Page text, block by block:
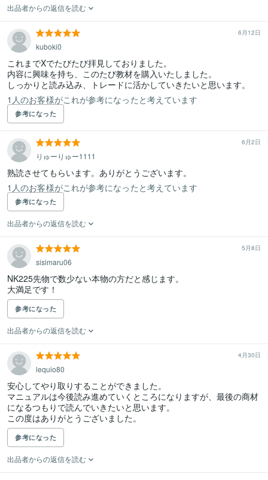
出品者からの返信を読む
6月12日
kuboki0
これまでXでたびたび拝見しておりました。
内容に興味を持ち、このたび教材を購入いたしました。
しっかりと読み込み、トレードに活かしていきたいと思います。
1人のお客様がこれが参考になったと考えています
参考になった
6月2日
りゅーりゅー1111
熟読させてもらいます。ありがとうございます。
1人のお客様がこれが参考になったと考えています
参考になった
出品者からの返信を読む
5月8日
sisimaru06
NK225先物で数少ない本物の方だと感じます。
大満足です！
参考になった
出品者からの返信を読む
4月30日
lequio80
安心してやり取りすることができました。
マニュアルは今後読み進めていくところになりますが、最後の商材
になるつもりで読んでいきたいと思います。
この度はありがとうございました。
参考になった
出品者からの返信を読む